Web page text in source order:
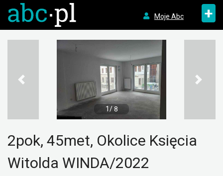
Moje Abc +
1/ 8
2pok, 45met, Okolice Księcia
Witolda WINDA/2022